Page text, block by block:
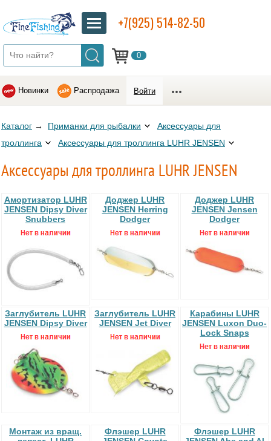
0
+7(925) 514-82-50
Новинки Распродажа Войти
Каталог → Приманки для рыбалки
Аксессуары для
троллинга
Аксессуары для троллинга LUHR JENSEN
Аксессуары для троллинга LUHR JENSEN
Амортизатор LUHR
JENSEN Dipsy Diver
Snubbers
Доджер LUHR
JENSEN Herring
Dodger
Доджер LUHR
JENSEN Jensen
Dodger
Заглубитель LUHR
JENSEN Dipsy Diver
Заглубитель LUHR
JENSEN Jet Diver
Карабины LUHR
JENSEN Luxon Duo-
Lock Snaps
Монтаж из вращ.
Флэшер LUHR
Флэшер LUHR